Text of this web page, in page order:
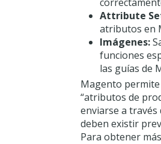
Attribute
atributos en
Imágenes:
funciones
las guías de
Magento
“atributos de
enviarse a través
deben existir
Para obtener